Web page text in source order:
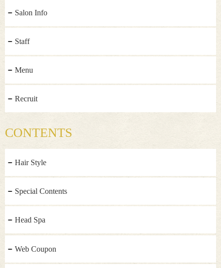
Salon Info
Staff
Menu
Recruit
CONTENTS
Hair Style
Special Contents
Head Spa
Web Coupon